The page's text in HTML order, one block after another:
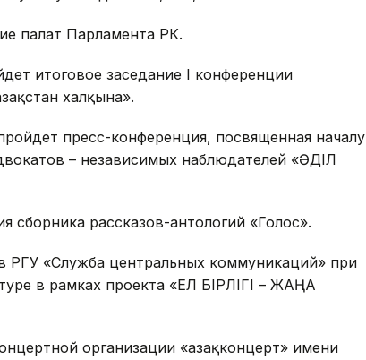
палат Парламента РК.
итоговое заседание І конференции
халқына».
пресс-конференция, посвященная началу
– независимых наблюдателей «ӘДІЛ
сборника рассказов-антологий «Голос».
РГУ «Служба центральных коммуникаций» при
в рамках проекта «ЕЛ БІРЛІГІ – ЖАҢА
организации «Қазақконцерт» имени